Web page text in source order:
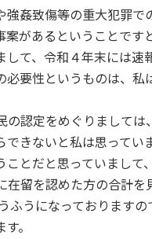
姦致傷等の重大犯罪で
があるということです
て、令和４年末には速
要性というものは、私
認定をめぐりましては
きないと私は思ってい
とだと思っていまして
留を認めた方の合計を
ふうになっております
。